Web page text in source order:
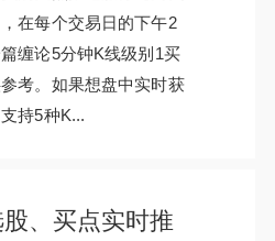
在每个交易日的下午2
缠论5分钟K线级别1买
考。如果想盘中实时获
持5种K...
、买点实时推